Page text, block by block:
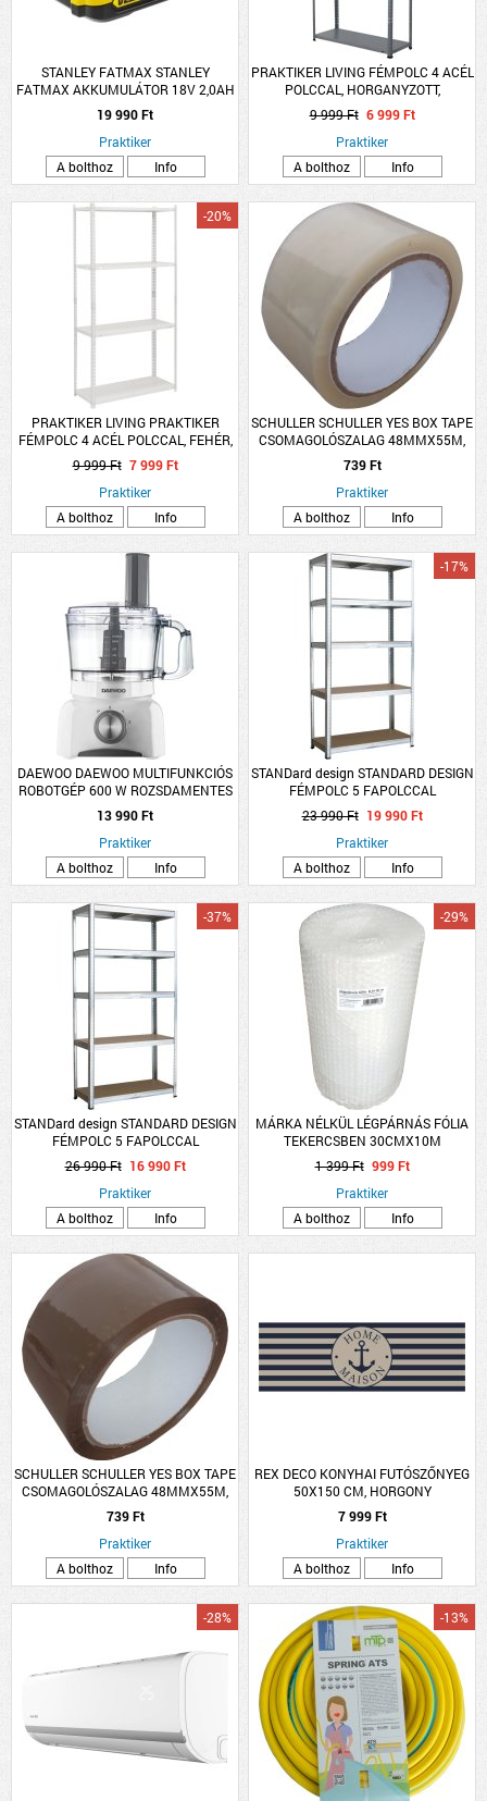
STANLEY FATMAX STANLEY
FATMAX AKKUMULÁTOR 18V 2,0AH
LI-ION
19 990 Ft
Praktiker
A bolthoz
Info
PRAKTIKER LIVING FÉMPOLC 4 ACÉL
POLCCAL, HORGANYZOTT,
150X75X30CM
9 999 Ft 6 999 Ft
Praktiker
A bolthoz
Info
PRAKTIKER LIVING PRAKTIKER
FÉMPOLC 4 ACÉL POLCCAL, FEHÉR,
150X75X30CM
-20%
9 999 Ft 7 999 Ft
Praktiker
A bolthoz
Info
SCHULLER SCHULLER YES BOX TAPE
CSOMAGOLÓSZALAG 48MMX55M,
ÁTLÁTSZÓ
739 Ft
Praktiker
A bolthoz
Info
DAEWOO DAEWOO MULTIFUNKCIÓS
ROBOTGÉP 600 W ROZSDAMENTES
APRÍTÓKÉS
13 990 Ft
Praktiker
A bolthoz
Info
STANDard design STANDARD DESIGN
FÉMPOLC 5 FAPOLCCAL
HORGANYZOTT TEHERB:275
KG/POLC, ÖSSZTB: 1375 KG
180X90X45CM
-17%
23 990 Ft 19 990 Ft
Praktiker
A bolthoz
Info
STANDard design STANDARD DESIGN
FÉMPOLC 5 FAPOLCCAL
HORGANYZOTT TEHERB:175
KG/POLC, ÖSSZTB: 875 KG
180X90X45 CM
-37%
26 990 Ft 16 990 Ft
Praktiker
A bolthoz
Info
MÁRKA NÉLKÜL LÉGPÁRNÁS FÓLIA
TEKERCSBEN 30CMX10M
-29%
1 399 Ft 999 Ft
Praktiker
A bolthoz
Info
SCHULLER SCHULLER YES BOX TAPE
CSOMAGOLÓSZALAG 48MMX55M,
BARNA
739 Ft
Praktiker
A bolthoz
Info
REX DECO KONYHAI FUTÓSZŐNYEG
50X150 CM, HORGONY
7 999 Ft
Praktiker
A bolthoz
Info
-28% -13%